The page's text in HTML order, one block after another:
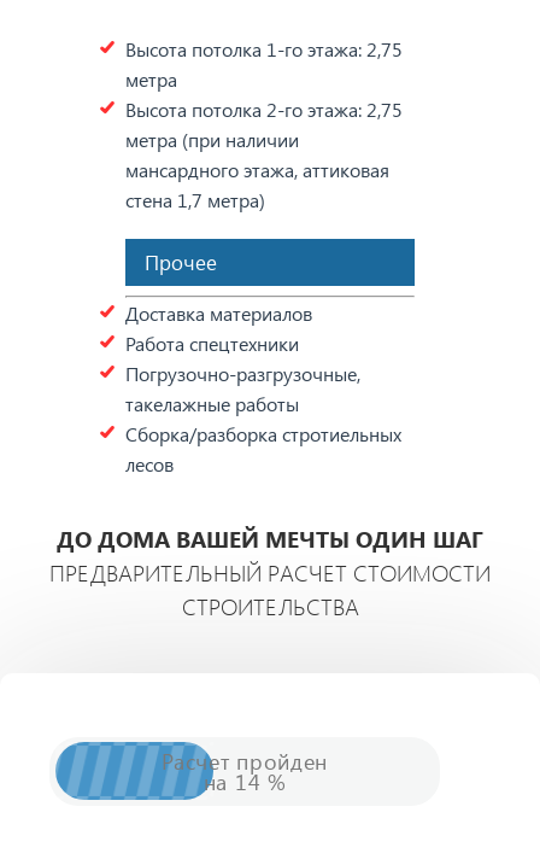
Высота потолка 1-го этажа: 2,75
метра
Высота потолка 2-го этажа: 2,75
метра (при наличии
мансардного этажа, аттиковая
стена 1,7 метра)
Прочее
Доставка материалов
Работа спецтехники
Погрузочно-разгрузочные,
такелажные работы
Сборка/разборка стротиельных
лесов
ДО ДОМА ВАШЕЙ МЕЧТЫ ОДИН ШАГ
ПРЕДВАРИТЕЛЬНЫЙ РАСЧЕТ СТОИМОСТИ
СТРОИТЕЛЬСТВА
Расчет пройден
на 14 %